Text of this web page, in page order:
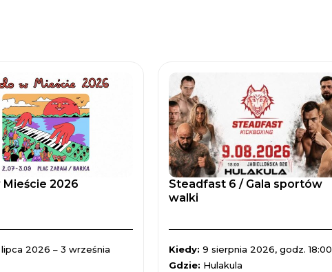
Mieście 2026
2026 – 3 września
Steadfast 6 / Gala sportów
walki
Kiedy: 9 sierpnia 2026, godz. 18:00
Gdzie: Hulakula